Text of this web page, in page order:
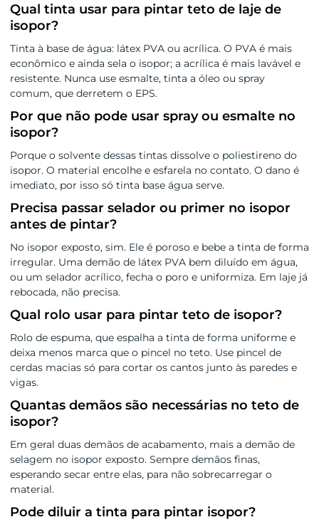
Qual tinta usar para pintar teto de laje de
isopor?
Tinta à base de água: látex PVA ou acrílica. O PVA é mais
econômico e ainda sela o isopor; a acrílica é mais lavável e
resistente. Nunca use esmalte, tinta a óleo ou spray
comum, que derretem o EPS.
Por que não pode usar spray ou esmalte no
isopor?
Porque o solvente dessas tintas dissolve o poliestireno do
isopor. O material encolhe e esfarela no contato. O dano é
imediato, por isso só tinta base água serve.
Precisa passar selador ou primer no isopor
antes de pintar?
No isopor exposto, sim. Ele é poroso e bebe a tinta de forma
irregular. Uma demão de látex PVA bem diluído em água,
ou um selador acrílico, fecha o poro e uniformiza. Em laje já
rebocada, não precisa.
Qual rolo usar para pintar teto de isopor?
Rolo de espuma, que espalha a tinta de forma uniforme e
deixa menos marca que o pincel no teto. Use pincel de
cerdas macias só para cortar os cantos junto às paredes e
vigas.
Quantas demãos são necessárias no teto de
isopor?
Em geral duas demãos de acabamento, mais a demão de
selagem no isopor exposto. Sempre demãos finas,
esperando secar entre elas, para não sobrecarregar o
material.
Pode diluir a tinta para pintar isopor?